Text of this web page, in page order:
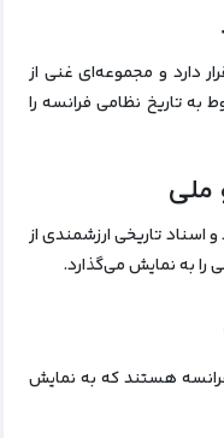
دارد و مجموعه‌ای غنی از
به تاریخ نظامی فرانسه را
ملی
اسناد تاریخی ارزشمندی از
را به نمایش می‌گذارد.
هستند که به نمایش